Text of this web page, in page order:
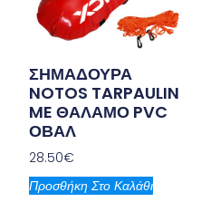
ΣΗΜΑΔΟΥΡΑ
NOTOS TARPAULIN
ME ΘΑΛΑΜΟ PVC
ΟΒΑΛ
28.50€
Προσθήκη Στο Καλάθι